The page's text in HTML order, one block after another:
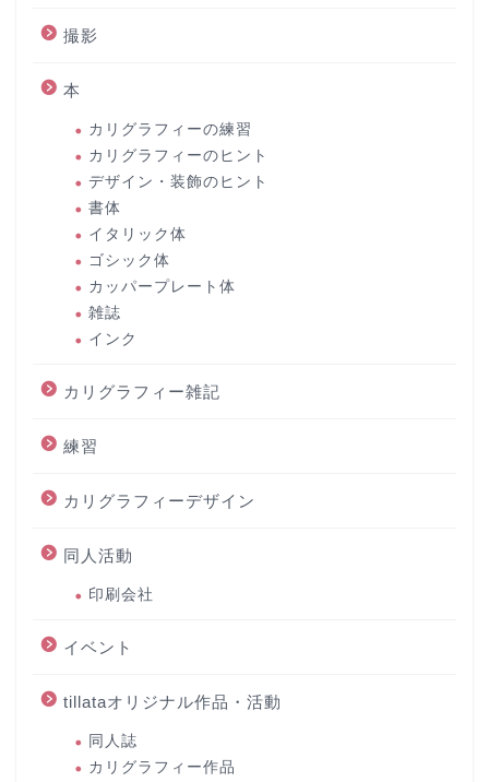
撮影
本
カリグラフィーの練習
カリグラフィーのヒント
デザイン・装飾のヒント
書体
イタリック体
ゴシック体
カッパープレート体
雑誌
インク
カリグラフィー雑記
練習
カリグラフィーデザイン
同人活動
印刷会社
イベント
tillataオリジナル作品・活動
同人誌
カリグラフィー作品